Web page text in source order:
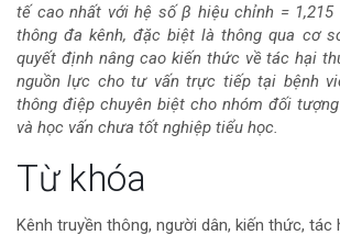
tế cao nhất với hệ số β hiệu chỉnh = 1,215
thông đa kênh, đặc biệt là thông qua cơ
quyết định nâng cao kiến thức về tác hại
nguồn lực cho tư vấn trực tiếp tại bệnh
thông điệp chuyên biệt cho nhóm đối
và học vấn chưa tốt nghiệp tiểu học.
Chi
tiết
Từ khóa
Kênh truyền thông, người dân, kiến thức, tác